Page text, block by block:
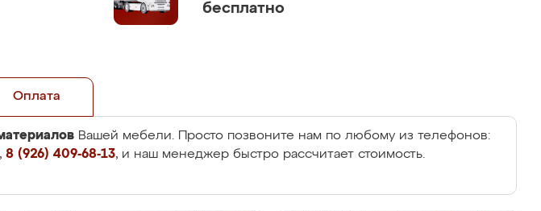
бесплатно
Оплата
Вашей мебели. Просто позвоните нам по любому из телефонов:
, 8 (926) 409-68-13, и наш менеджер быстро рассчитает стоимость.